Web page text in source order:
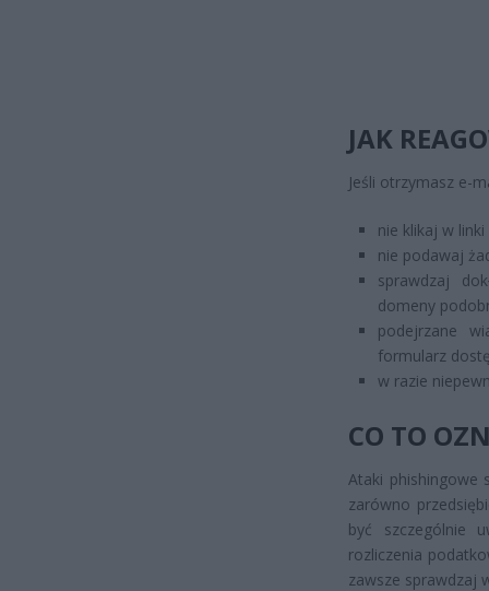
JAK
Jeśli otrzymasz e-
nie klikaj w
nie podawaj
sprawdzaj
domeny
podejrzane
formularz
w razie
CO TO
Ataki phishingowe
zarówno
być szczególnie
rozliczenia
zawsze sprawdzaj